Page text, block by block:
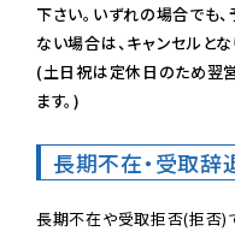
下さい。いずれの場合でも
ない場合は、キャンセルと
(土日祝は定休日のため翌
ます。)
長期不在・受取辞
長期不在や受取拒否(拒否)